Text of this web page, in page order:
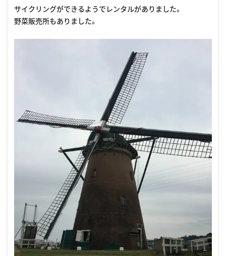
サイクリングができるようでレンタルがありました。
野菜販売所もありました。